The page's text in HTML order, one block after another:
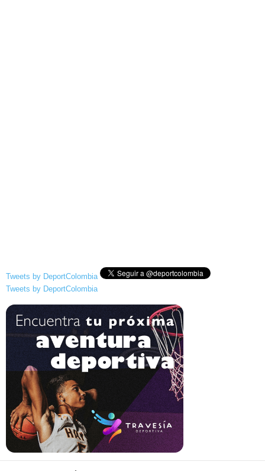
Tweets by DeportColombia
Tweets by DeportColombia